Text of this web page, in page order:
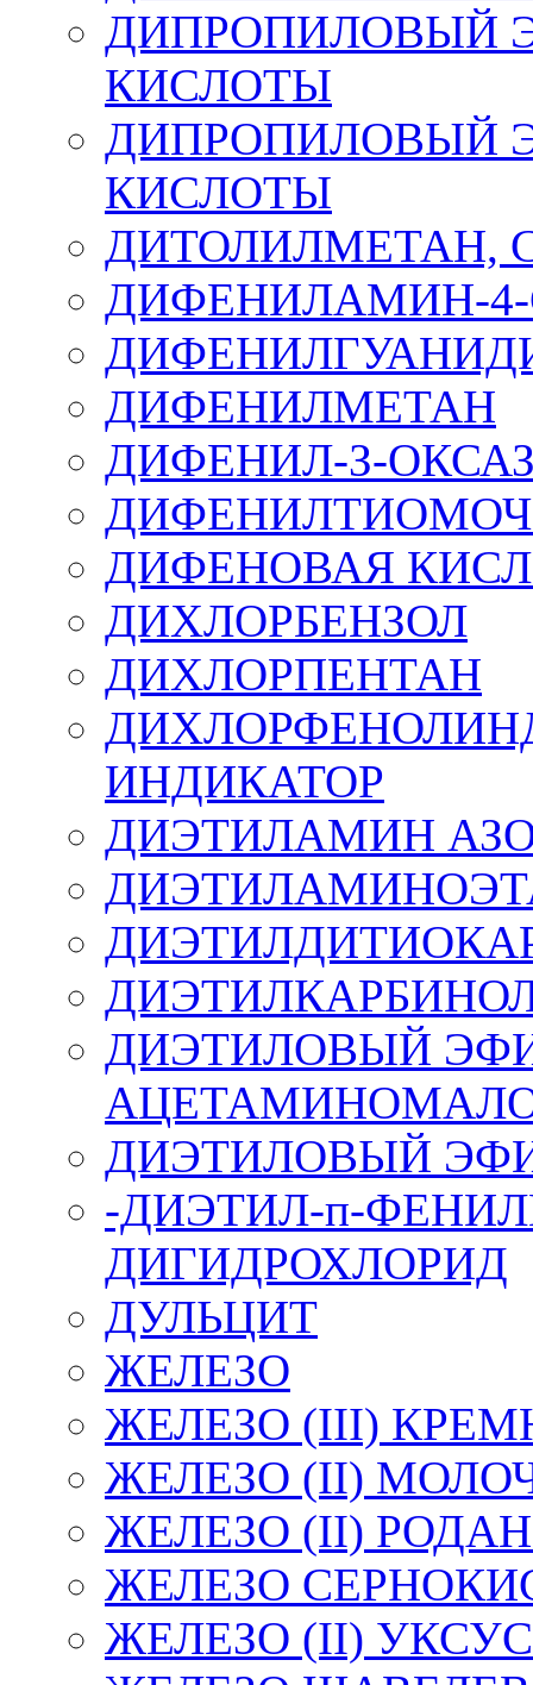
ДИПРОПИЛОВЫЙ
КИСЛОТЫ
ДИПРОПИЛОВЫЙ
КИСЛОТЫ
ДИТОЛИЛМЕТАН,
ДИФЕНИЛАМИН-
ДИФЕНИЛМЕТАН
ДИФЕНИЛ-З-
ДИФЕНОВАЯ
ДИХЛОРБЕНЗОЛ
ДИХЛОРПЕНТАН
ИНДИКАТОР
ДИЭТИЛАМИН
ДИЭТИЛОВЫЙ
ДИЭТИЛОВЫЙ
-ДИЭТИЛ-п-
ДИГИДРОХЛОРИД
ДУЛЬЦИТ
ЖЕЛЕЗО
ЖЕЛЕЗО (III)
ЖЕЛЕЗО (II)
ЖЕЛЕЗО (II)
ЖЕЛЕЗО
ЖЕЛЕЗО (II)